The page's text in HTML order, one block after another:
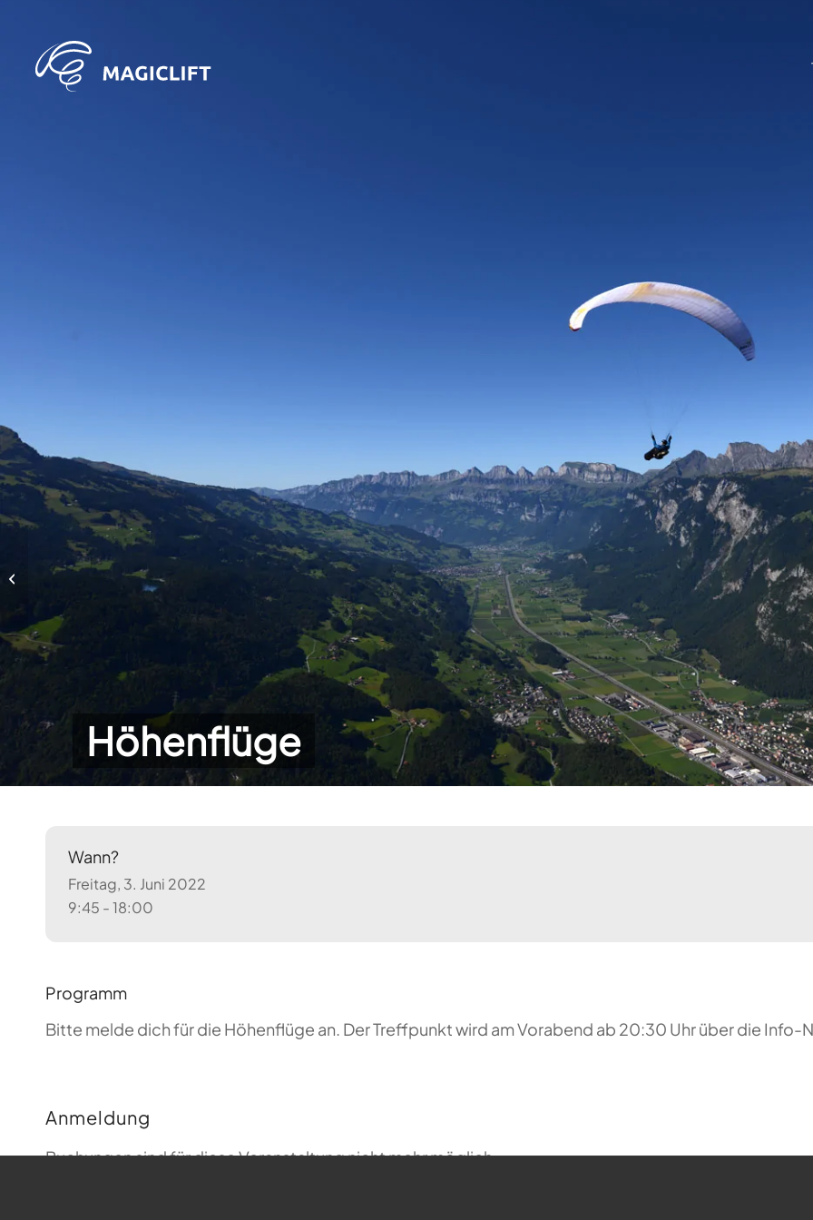
Höhenflüge
Wann?
Freitag, 3. Juni 2022
9:45 - 18:00
Programm
Bitte melde dich für die Höhenflüge an. Der Treffpunkt wird am Vorabend ab 20:30 Uhr über die Info-
Anmeldung
Buchungen sind für diese Veranstaltung nicht mehr möglich.
Höhenflüge